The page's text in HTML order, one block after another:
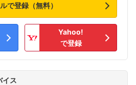
で登録（無料）
Yahoo!
で登録
イス